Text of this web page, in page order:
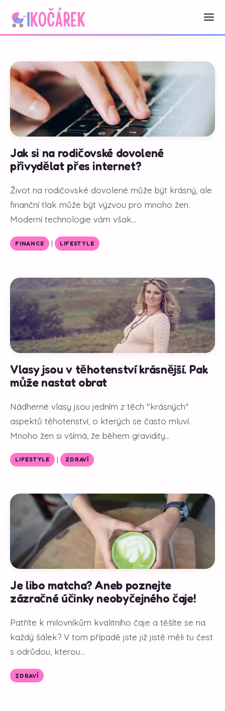
Jak si na rodičovské dovolené
přivydělat přes internet?
Život na rodičovské dovolené může být krásný, ale
finanční tlak může být výzvou pro mnoho žen.
Moderní technologie vám však...
FINANCE | LIFESTYLE
Vlasy jsou v těhotenství krásnější. Pak
může nastat obrat
Nádherné vlasy jsou jedním z těch "krásných"
aspektů těhotenství, o kterých se často mluví.
Mnoho žen si všímá, že během gravidity...
LIFESTYLE | ZDRAVÍ
Je libo matcha? Aneb poznejte
zázračné účinky neobyčejného čaje!
Patříte k milovníkům kvalitního čaje a těšíte se na
každý šálek? V tom případě jste již jistě měli tu čest
s odrůdou, kterou...
ZDRAVÍ